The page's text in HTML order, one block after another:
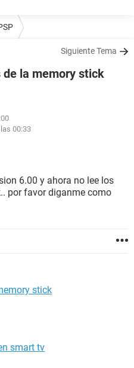
Siguiente Tema
de la memory stick
00:33
6.00 y ahora no lee los
por favor diganme como
stick
smart tv